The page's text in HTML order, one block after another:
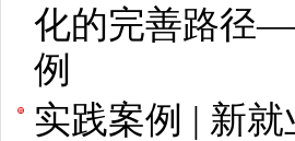
化的完善路径
例
实践案例 | 新